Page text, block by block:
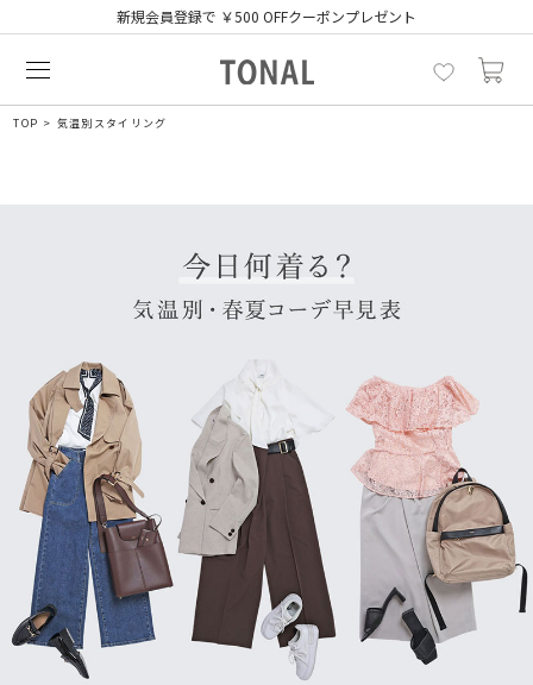
新規会員登録で ￥500 OFFクーポンプレゼント
TOP 気温別スタイリング